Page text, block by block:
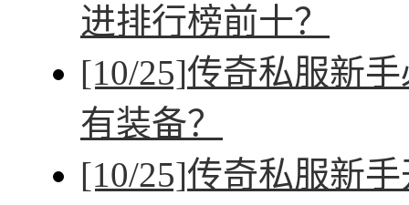
进排行榜前十？
[10/25]传奇私服新
有装备？
[10/25]传奇私服新